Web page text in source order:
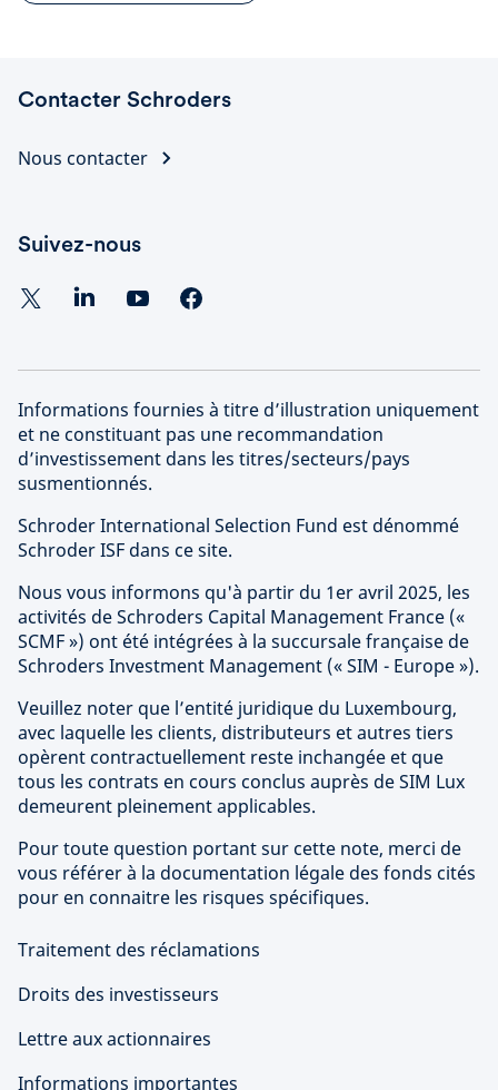
Contacter Schroders
Nous contacter
Suivez-nous
Informations fournies à titre d’illustration uniquement
et ne constituant pas une recommandation
d’investissement dans les titres/secteurs/pays
susmentionnés.
Schroder International Selection Fund est dénommé
Schroder ISF dans ce site.
Nous vous informons qu'à partir du 1er avril 2025, les
activités de Schroders Capital Management France («
SCMF ») ont été intégrées à la succursale française de
Schroders Investment Management (« SIM - Europe »).
Veuillez noter que l’entité juridique du Luxembourg,
avec laquelle les clients, distributeurs et autres tiers
opèrent contractuellement reste inchangée et que
tous les contrats en cours conclus auprès de SIM Lux
demeurent pleinement applicables.
Pour toute question portant sur cette note, merci de
vous référer à la documentation légale des fonds cités
pour en connaitre les risques spécifiques.
Traitement des réclamations
Droits des investisseurs
Lettre aux actionnaires
Informations importantes